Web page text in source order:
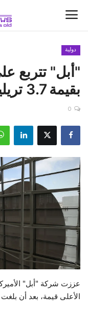
الأخبار
كتّابنا
اقتصاد
علوم وتكنولوجيا
رياضة
فيديو
حياة
دولية
"أبل" تتربع
بقيمة 3.7 تريليون دولار
0
عززت شركة "أبل"
الأعلى قيمة، بعد أن بلغت قيمتها 3.37